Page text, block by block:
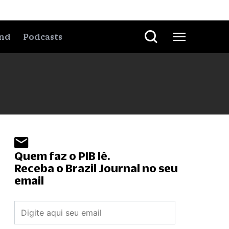
Podcasts
Quem faz o PIB lê.
Receba o Brazil Journal no seu
email